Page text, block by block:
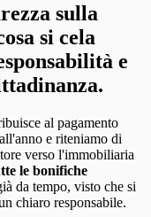
sulla
si cela
e
al pagamento
all'anno e riteniamo di
verso l'immobiliaria
le bonifiche
da tempo, visto che si
chiaro responsabile.